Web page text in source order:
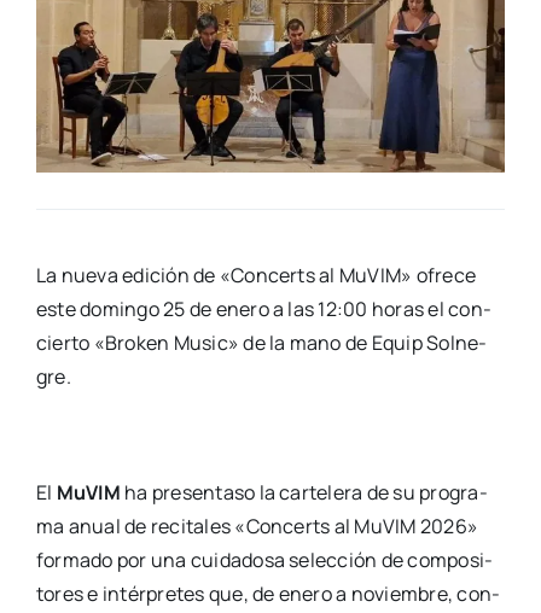
La nue­va edi­ción de «Con­certs al MuVIM» ofre­ce
este domin­go 25 de enero a las 12:00 horas el con­
cier­to «Bro­ken Music» de la mano de Equip Sol­ne­
gre.
El MuVIM ha pre­sen­ta­so la car­te­le­ra de su pro­gra­
ma anual de reci­ta­les «Con­certs al MuVIM 2026»
for­ma­do por una cui­da­do­sa selec­ción de com­po­si­
to­res e intér­pre­tes que, de enero a noviem­bre, con­